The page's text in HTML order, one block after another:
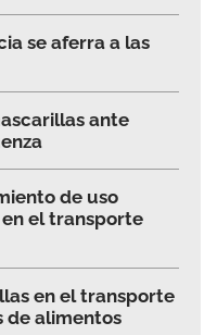
se aferra a las
ante
de uso
el transporte
en el transporte
de alimentos